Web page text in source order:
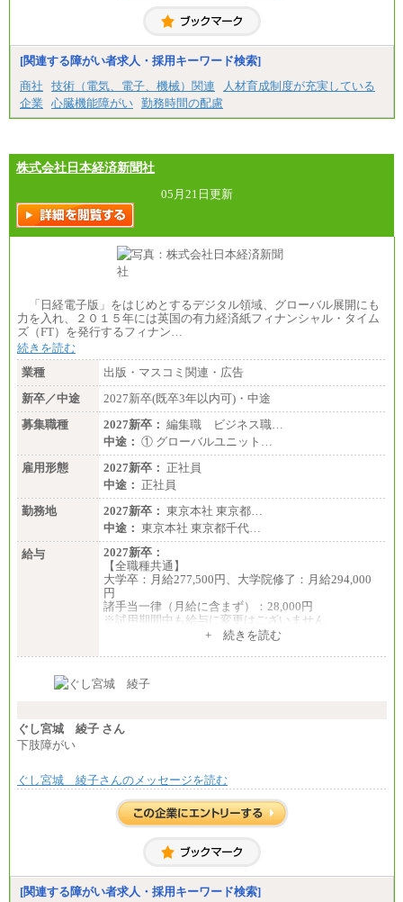
[関連する障がい者求人・採用キーワード検索]
商社
技術（電気、電子、機械）関連
人材育成制度が充実している
企業
心臓機能障がい 勤務時間の配慮
株式会社日本経済新聞社
05月21日更新
「日経電子版」をはじめとするデジタル領域、グローバル展開にも
力を入れ、２０１５年には英国の有力経済紙フィナンシャル・タイム
ズ（FT）を発行するフィナン…
続きを読む
業種
出版・マスコミ関連・広告
新卒／中途
2027新卒(既卒3年以内可)・中途
募集職種
2027新卒： 編集職 ビジネス職…
中途： ① グローバルユニット…
雇用形態
2027新卒： 正社員
中途： 正社員
勤務地
2027新卒： 東京本社 東京都…
中途： 東京本社 東京都千代…
給与
2027新卒：
【全職種共通】
大学卒：月給277,500円、大学院修了：月給294,000
円
諸手当一律（月給に含まず）：28,000円
※試用期間中も給与に変更はございません
月給370,000円～
ます。
の各種手当を含む金額です）
+ 続きを読む
ぐし宮城 綾子 さん
下肢障がい
ぐし宮城 綾子さんのメッセージを読む
[関連する障がい者求人・採用キーワード検索]